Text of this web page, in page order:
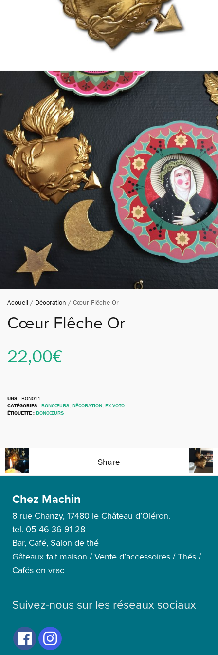
Accueil / Décoration / Cœur Flêche Or
Cœur Flêche Or
22,00€
UGS : BON011
CATÉGORIES : BONCŒURS, DÉCORATION, EX-VOTO
ÉTIQUETTE : BONCŒURS
Share
Chez Machin
8 rue Chanzy, 17480 le Château d’Oléron.
tel. 05 46 36 91 28
Bar, Café, Salon de thé
Gâteaux fait maison / Vente d’accessoires / Thés /
Cafés en vrac
Suivez-nous sur les réseaux sociaux